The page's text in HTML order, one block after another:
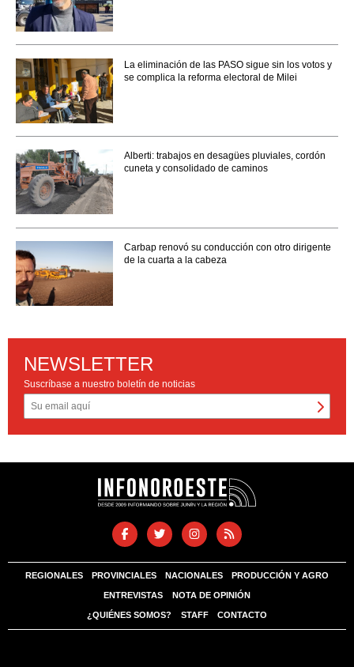
La eliminación de las PASO sigue sin los votos y
se complica la reforma electoral de Milei
Alberti: trabajos en desagües pluviales, cordón
cuneta y consolidado de caminos
Carbap renovó su conducción con otro dirigente
de la cuarta a la cabeza
NEWSLETTER
Suscríbase a nuestro boletín de noticias
REGIONALES PROVINCIALES NACIONALES PRODUCCIÓN Y AGRO
ENTREVISTAS NOTA DE OPINIÓN
¿QUIÉNES SOMOS? STAFF CONTACTO